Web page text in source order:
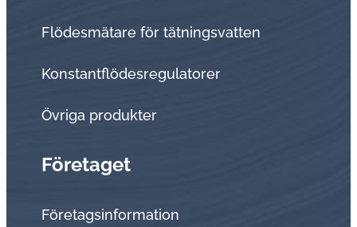
Flödesmätare för tätningsvatten
Konstantflödesregulatorer
Övriga produkter
Företaget
Företagsinformation